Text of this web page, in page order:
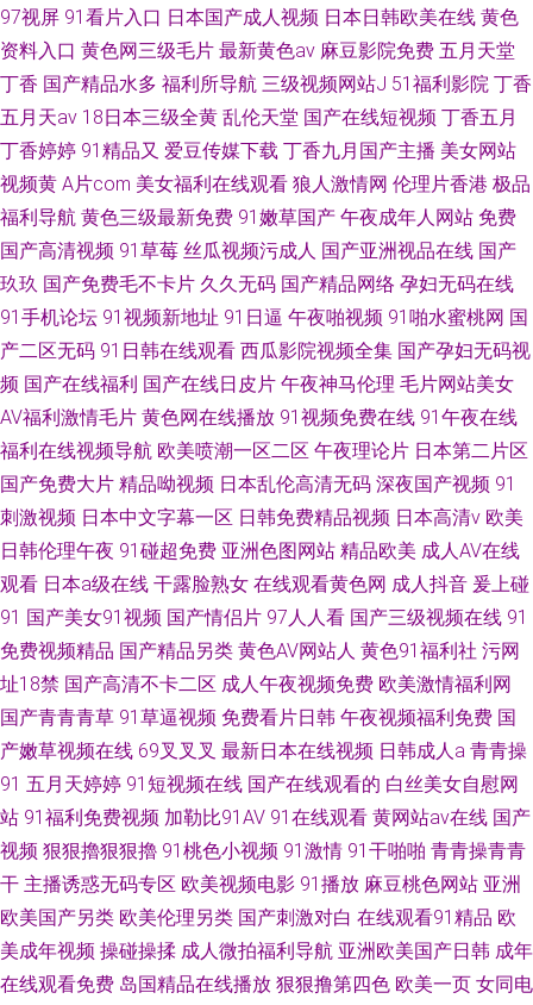
97视屏 91看片入口 日本国产成人视频 日本日韩欧美在线 黄色
资料入口 黄色网三级毛片 最新黄色av 麻豆影院免费 五月天堂
丁香 国产精品水多 福利所导航 三级视频网站J 51福利影院 丁香
五月天av 18日本三级全黄 乱伦天堂 国产在线短视频 丁香五月
丁香婷婷 91精品又 爱豆传媒下载 丁香九月国产主播 美女网站
视频黄 A片com 美女福利在线观看 狼人激情网 伦理片香港 极品
福利导航 黄色三级最新免费 91嫩草国产 午夜成年人网站 免费
国产高清视频 91草莓 丝瓜视频污成人 国产亚洲视品在线 国产
玖玖 国产免费毛不卡片 久久无码 国产精品网络 孕妇无码在线
91手机论坛 91视频新地址 91日逼 午夜啪视频 91啪水蜜桃网 国
产二区无码 91日韩在线观看 西瓜影院视频全集 国产孕妇无码视
频 国产在线福利 国产在线日皮片 午夜神马伦理 毛片网站美女
AV福利激情毛片 黄色网在线播放 91视频免费在线 91午夜在线
福利在线视频导航 欧美喷潮一区二区 午夜理论片 日本第二片区
国产免费大片 精品呦视频 日本乱伦高清无码 深夜国产视频 91
刺激视频 日本中文字幕一区 日韩免费精品视频 日本高清v 欧美
日韩伦理午夜 91碰超免费 亚洲色图网站 精品欧美 成人AV在线
观看 日本a级在线 干露脸熟女 在线观看黄色网 成人抖音 爰上碰
91 国产美女91视频 国产情侣片 97人人看 国产三级视频在线 91
免费视频精品 国产精品另类 黄色AV网站人 黄色91福利社 污网
址18禁 国产高清不卡二区 成人午夜视频免费 欧美激情福利网
国产青青青草 91草逼视频 免费看片日韩 午夜视频福利免费 国
产嫩草视频在线 69叉叉叉 最新日本在线视频 日韩成人a 青青操
91 五月天婷婷 91短视频在线 国产在线观看的 白丝美女自慰网
站 91福利免费视频 加勒比91AV 91在线观看 黄网站av在线 国产
视频 狠狠擼狠狠擼 91桃色小视频 91激情 91干啪啪 青青操青青
干 主播诱惑无码专区 欧美视频电影 91播放 麻豆桃色网站 亚洲
欧美国产另类 欧美伦理另类 国产刺激对白 在线观看91精品 欧
美成年视频 操碰操揉 成人微拍福利导航 亚洲欧美国产日韩 成年
在线观看免费 岛国精品在线播放 狠狠撸第四色 欧美一页 女同电